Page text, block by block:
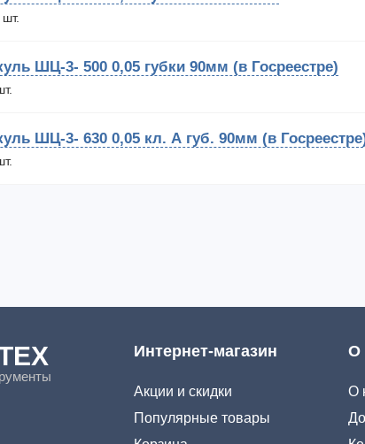
ШЦ-3- 500 0,05 губки 90мм (в Госреестре)
ШЦ-3- 630 0,05 кл. А губ. 90мм (в
Интернет-магазин
Акции и скидки
Популярные товары
О
О